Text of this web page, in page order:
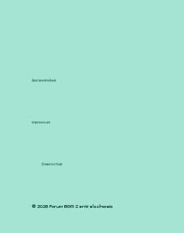
© 2026 Forum BGM Zentralschweiz
Datenschutz
Impressum
Barrierefreiheit